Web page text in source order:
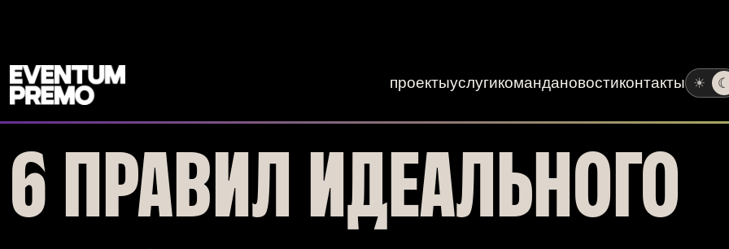
проектыуслугикомандановостиконтакты ☀ ☾
6 ПРАВИЛ ИДЕАЛЬНОГО